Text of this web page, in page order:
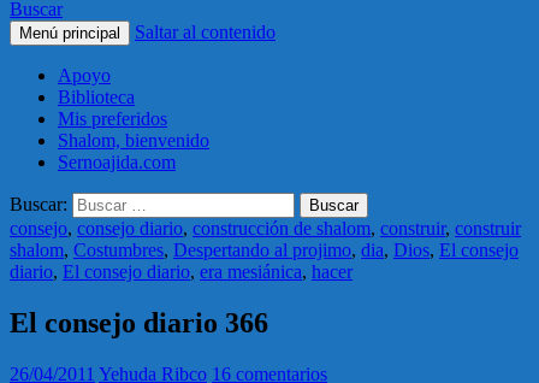
Buscar
Menú principal Saltar al contenido
Apoyo
Biblioteca
Mis preferidos
Shalom, bienvenido
Sernoajida.com
Buscar:
consejo, consejo diario, construcción de shalom, construir, construir
shalom, Costumbres, Despertando al projimo, dia, Dios, El consejo
diario, El consejo diario, era mesiánica, hacer
El consejo diario 366
26/04/2011 Yehuda Ribco 16 comentarios